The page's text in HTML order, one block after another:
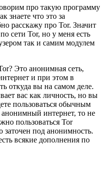
про такую программу
знаете что это за
расскажу про Tor. Значит
сети Tor, но у меня есть
так и самим модулем
Это анонимная сеть,
и при этом в
откуда вы на самом деле.
вас как личность, но вы
пользоваться обычным
анонимный интернет, то не
пользоваться Tor
заточен под анонимность.
всякие дополнения по